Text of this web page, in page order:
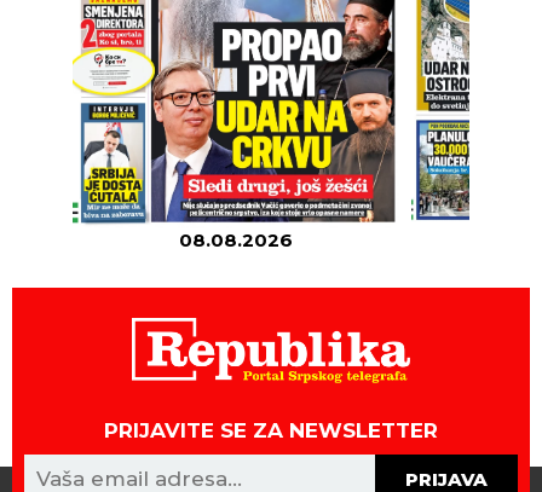
08.08.2026
PRIJAVITE SE ZA NEWSLETTER
PRIJAVA